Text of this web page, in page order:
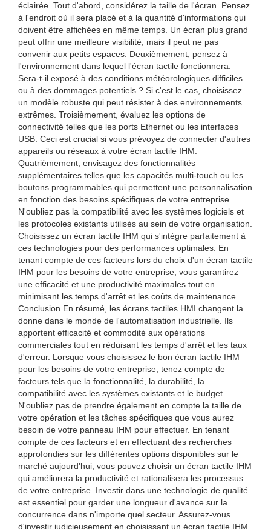
éclairée. Tout d'abord, considérez la taille de l'écran. Pensez
à l'endroit où il sera placé et à la quantité d'informations qui
doivent être affichées en même temps. Un écran plus grand
peut offrir une meilleure visibilité, mais il peut ne pas
convenir aux petits espaces. Deuxièmement, pensez à
l'environnement dans lequel l'écran tactile fonctionnera.
Sera-t-il exposé à des conditions météorologiques difficiles
ou à des dommages potentiels ? Si c'est le cas, choisissez
un modèle robuste qui peut résister à des environnements
extrêmes. Troisièmement, évaluez les options de
connectivité telles que les ports Ethernet ou les interfaces
USB. Ceci est crucial si vous prévoyez de connecter d'autres
appareils ou réseaux à votre écran tactile IHM.
Quatrièmement, envisagez des fonctionnalités
supplémentaires telles que les capacités multi-touch ou les
boutons programmables qui permettent une personnalisation
en fonction des besoins spécifiques de votre entreprise.
N'oubliez pas la compatibilité avec les systèmes logiciels et
les protocoles existants utilisés au sein de votre organisation.
Choisissez un écran tactile IHM qui s'intègre parfaitement à
ces technologies pour des performances optimales. En
tenant compte de ces facteurs lors du choix d'un écran tactile
IHM pour les besoins de votre entreprise, vous garantirez
une efficacité et une productivité maximales tout en
minimisant les temps d'arrêt et les coûts de maintenance.
Conclusion En résumé, les écrans tactiles HMI changent la
donne dans le monde de l'automatisation industrielle. Ils
apportent efficacité et commodité aux opérations
commerciales tout en réduisant les temps d'arrêt et les taux
d'erreur. Lorsque vous choisissez le bon écran tactile IHM
pour les besoins de votre entreprise, tenez compte de
facteurs tels que la fonctionnalité, la durabilité, la
compatibilité avec les systèmes existants et le budget.
N'oubliez pas de prendre également en compte la taille de
votre opération et les tâches spécifiques que vous aurez
besoin de votre panneau IHM pour effectuer. En tenant
compte de ces facteurs et en effectuant des recherches
approfondies sur les différentes options disponibles sur le
marché aujourd'hui, vous pouvez choisir un écran tactile IHM
qui améliorera la productivité et rationalisera les processus
de votre entreprise. Investir dans une technologie de qualité
est essentiel pour garder une longueur d'avance sur la
concurrence dans n'importe quel secteur. Assurez-vous
d'investir judicieusement en choisissant un écran tactile IHM